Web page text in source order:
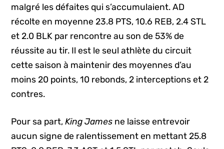
malgré les défaites qui s’accumulaient. AD
récolte en moyenne 23.8 PTS, 10.6 REB, 2.4 STL
et 2.0 BLK par rencontre au son de 53% de
réussite au tir. Il est le seul athlète du circuit
cette saison à maintenir des moyennes d’au
moins 20 points, 10 rebonds, 2 interceptions et 2
contres.
Pour sa part,King James ne laisse entrevoir
aucun signe de ralentissement en mettant 25.8